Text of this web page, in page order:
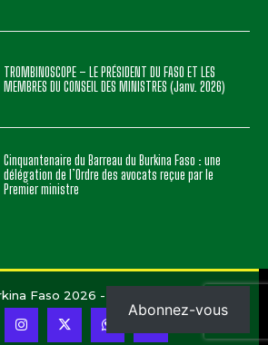
TROMBINOSCOPE – LE PRÉSIDENT DU FASO ET LES
MEMBRES DU CONSEIL DES MINISTRES (Janv. 2026)
Cinquantenaire du Barreau du Burkina Faso : une
délégation de l’Ordre des avocats reçue par le
Premier ministre
Faso 2026 - Conception
Abonnez-vous